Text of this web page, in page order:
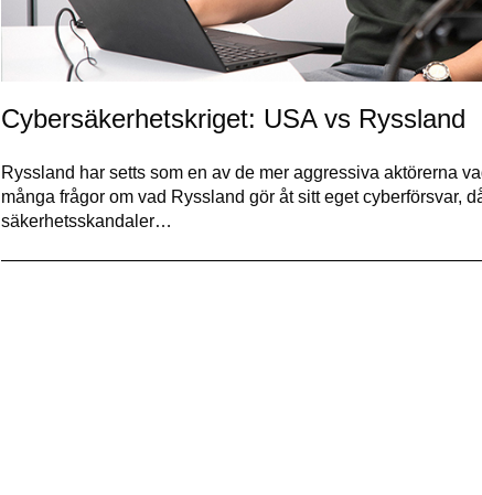
Cybersäkerhetskriget: USA vs Ryssland
Ryssland har setts som en av de mer aggressiva aktörerna
många frågor om vad Ryssland gör åt sitt eget cyberförsvar,
säkerhetsskandaler…